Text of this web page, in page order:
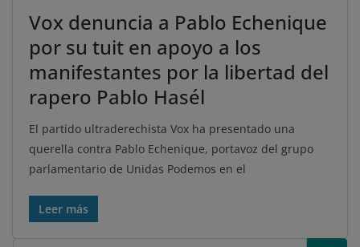
Vox denuncia a Pablo Echenique
por su tuit en apoyo a los
manifestantes por la libertad del
rapero Pablo Hasél
El partido ultraderechista Vox ha presentado una
querella contra Pablo Echenique, portavoz del grupo
parlamentario de Unidas Podemos en el
Leer más